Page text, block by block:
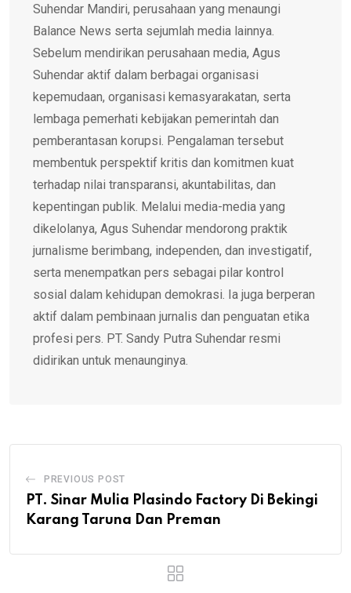
Suhendar Mandiri, perusahaan yang menaungi
Balance News serta sejumlah media lainnya.
Sebelum mendirikan perusahaan media, Agus
Suhendar aktif dalam berbagai organisasi
kepemudaan, organisasi kemasyarakatan, serta
lembaga pemerhati kebijakan pemerintah dan
pemberantasan korupsi. Pengalaman tersebut
membentuk perspektif kritis dan komitmen kuat
terhadap nilai transparansi, akuntabilitas, dan
kepentingan publik. Melalui media-media yang
dikelolanya, Agus Suhendar mendorong praktik
jurnalisme berimbang, independen, dan investigatif,
serta menempatkan pers sebagai pilar kontrol
sosial dalam kehidupan demokrasi. Ia juga berperan
aktif dalam pembinaan jurnalis dan penguatan etika
profesi pers. PT. Sandy Putra Suhendar resmi
didirikan untuk menaunginya.
PREVIOUS POST
PT. Sinar Mulia Plasindo Factory Di Bekingi
Karang Taruna Dan Preman